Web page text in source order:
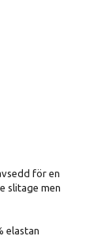
för en
slitage men
elastan